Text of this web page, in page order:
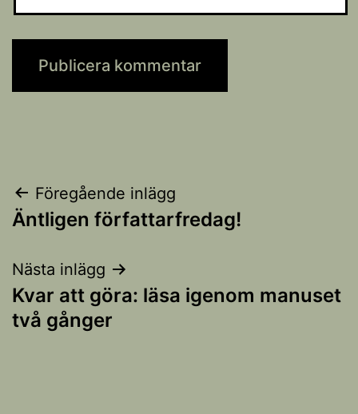
Inläggsnavigering
Föregående inlägg
Äntligen författarfredag!
Nästa inlägg
Kvar att göra: läsa igenom manuset
två gånger